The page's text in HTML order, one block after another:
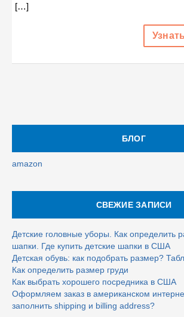
[…]
БЛОГ
amazon
СВЕЖИЕ ЗАПИСИ
Детские головные уборы. Как определить
шапки. Где купить детские шапки в США
Детская обувь: как подобрать размер?
Как определить размер груди
Как выбрать хорошего посредника в США
Оформляем заказ в американском
заполнить shipping и billing address?